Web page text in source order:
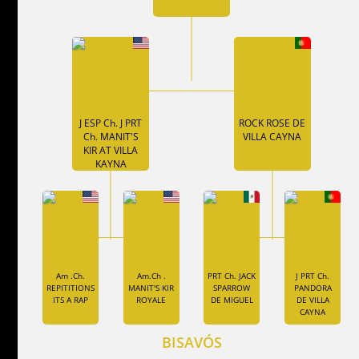
J ESP Ch. J PRT
Ch. MANIT'S
KIR AT VILLA
KAYNA
ROCK ROSE DE
VILLA CAYNA
Am .Ch.
REPITITIONS
ITS A RAP
Am.Ch .
MANIT'S KIR
ROYALE
PRT Ch. JACK
SPARROW
DE MIGUEL
J PRT Ch.
PANDORA
DE VILLA
CAYNA
BISAVÓS